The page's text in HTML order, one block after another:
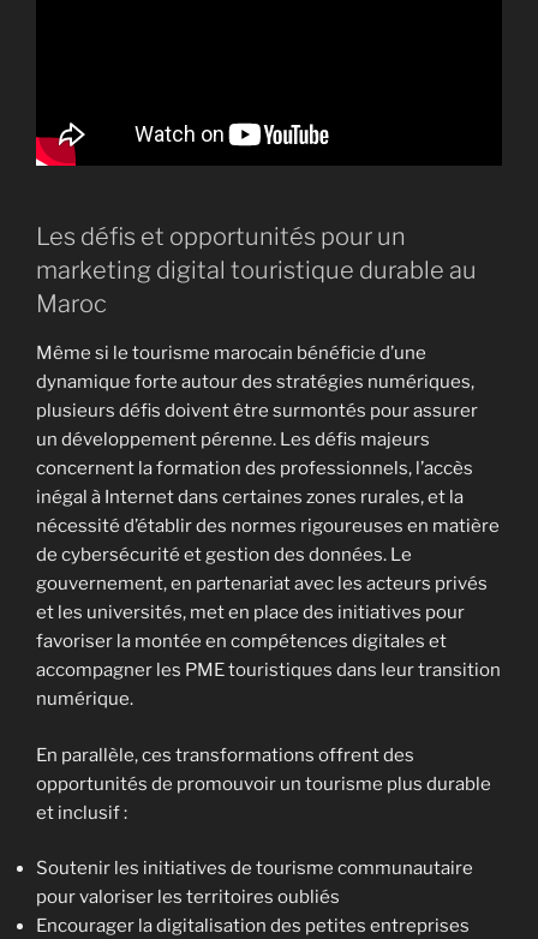
Les défis et opportunités pour un
marketing digital touristique durable au
Maroc
Même si le tourisme marocain bénéficie d’une
dynamique forte autour des stratégies numériques,
plusieurs défis doivent être surmontés pour assurer
un développement pérenne. Les défis majeurs
concernent la formation des professionnels, l’accès
inégal à Internet dans certaines zones rurales, et la
nécessité d’établir des normes rigoureuses en matière
de cybersécurité et gestion des données. Le
gouvernement, en partenariat avec les acteurs privés
et les universités, met en place des initiatives pour
favoriser la montée en compétences digitales et
accompagner les PME touristiques dans leur transition
numérique.
En parallèle, ces transformations offrent des
opportunités de promouvoir un tourisme plus durable
et inclusif :
Soutenir les initiatives de tourisme communautaire
pour valoriser les territoires oubliés
Encourager la digitalisation des petites entreprises